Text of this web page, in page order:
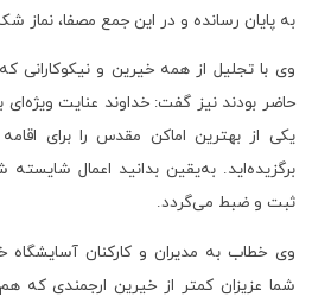
به پایان رسانده و در این جمع مصفا، نماز
وی با تجلیل از همه خیرین و
حاضر بودند نیز گفت: خداوند عنایت ویژه‌ای
یکی از بهترین اماکن مقدس را برای
برگزیده‌اید. به‌یقین بدانید اعمال
ثبت و ضبط می‌گردد.
وی خطاب به مدیران و کارکنان
شما عزیزان کمتر از خیرین ارجمندی که